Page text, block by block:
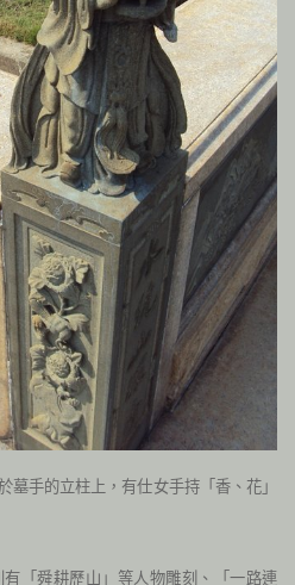
墓手的立柱上，有仕女手持「香、花」
「舜耕歷山」等人物雕刻、「一路連